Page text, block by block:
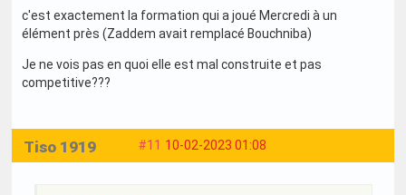
c'est exactement la formation qui a joué Mercredi à un
élément près (Zaddem avait remplacé Bouchniba)
Je ne vois pas en quoi elle est mal construite et pas
competitive???
#11 10-02-2023 01:08
Tiso 1919